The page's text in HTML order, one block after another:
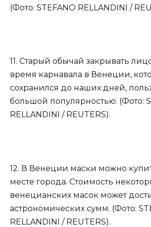
(Фото: STEFANO RELLANDINI /
11. Старый обычай закрывать
время карнавала в Венеции,
сохранился до наших дней,
большой популярностью. (Фото:
RELLANDINI / REUTERS).
12. В Венеции маски можно
месте города. Стоимость
венецианских масок может
астрономических сумм. (Фото:
RELLANDINI / REUTERS).